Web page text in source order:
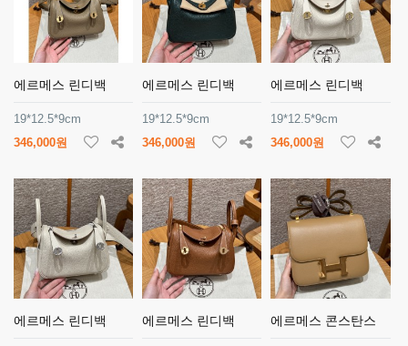
에르메스 린디백
19*12.5*9cm
346,000원
에르메스 린디백
19*12.5*9cm
346,000원
에르메스 린디백
19*12.5*9cm
346,000원
에르메스 린디백 에르메스 린디백 에르메스 콘스탄스